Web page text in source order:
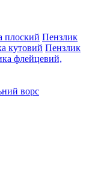
плоский Пензлик
кутовий Пензлик
флейцевий,
ворс